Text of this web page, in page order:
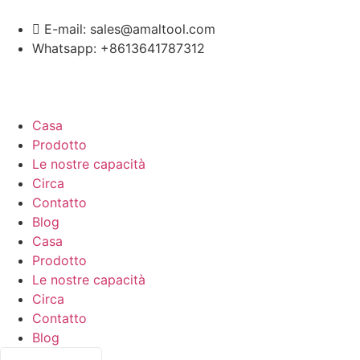
E-mail: sales@amaltool.com
Whatsapp: +8613641787312
Casa
Prodotto
Le nostre capacità
Circa
Contatto
Blog
Casa
Prodotto
Le nostre capacità
Circa
Contatto
Blog